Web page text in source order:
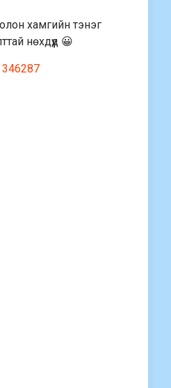
хамгийн тэнэг
нөхдүүд 😀